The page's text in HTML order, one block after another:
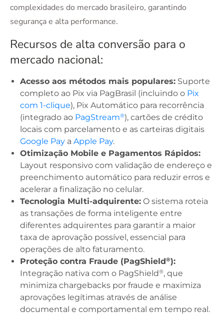
complexidades do mercado brasileiro, garantindo
segurança e alta performance.
Recursos de alta conversão para o
mercado nacional:
Acesso aos métodos mais populares: Suporte
completo ao Pix via PagBrasil (incluindo o Pix
com 1-clique), Pix Automático para recorrência
(integrado ao PagStream®), cartões de crédito
locais com parcelamento e as carteiras digitais
Google Pay a Apple Pay.
Otimização Mobile e Pagamentos Rápidos:
Layout responsivo com validação de endereço e
preenchimento automático para reduzir erros e
acelerar a finalização no celular.
Tecnologia Multi-adquirente: O sistema roteia
as transações de forma inteligente entre
diferentes adquirentes para garantir a maior
taxa de aprovação possível, essencial para
operações de alto faturamento.
Proteção contra Fraude (PagShield ®):
Integração nativa com o PagShield®, que
minimiza chargebacks por fraude e maximiza
aprovações legítimas através de análise
documental e comportamental em tempo real.